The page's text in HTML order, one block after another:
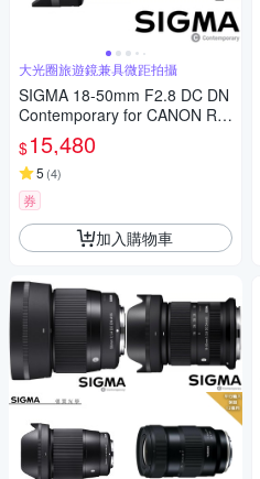
大光圈旅遊鏡兼具微距拍攝
SIGMA 18-50mm F2.8 DC DN
Contemporary for CANON RF
接環 (公司貨) 旅遊鏡 APS-C 無
反微單眼專用鏡頭
$15,480
5 (4)
券
加入購物車